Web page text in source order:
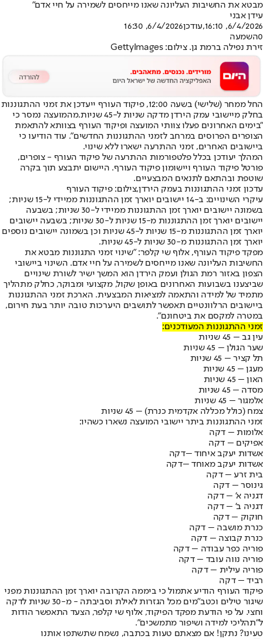
מבטא את החשיבות העליונה שאנו מייחסים לשמירה על חיי אדם"
עידן אבני
6/4/2026, 16:10
,עודכן6/4/2026, 16:30
0השמעה
זירת נפילה ברמת גן. צילום: GettyImages
החל ממחר (שלישי) בשעה 12:00, פיקוד העורף ייעדכן את זמני ההתגוננות
בחלק מיישובי עמק הירדן מדקה שניות ל-45 שניות.
מהמועצה נמסר כי
"בימים האחרונים פעלו צוותי המועצה ופיקוד העורף בצוותא להתאמת
הצופרים הפרוסים במרחב לזמני ההתגוננות החדשים". עוד הודיעו כי
ביישובים האחרים, זמני ההתרעה ישארו ללא שינוי.
המהלך יעודכן בכלל פלטפורמות ההתרעה של פיקוד העורף - צופרים,
פורטל פיקוד העורף ויישומון פיקוד העורף. היישום יתבצע תוך בקרה
שוטפת ובהתאם לתנאים המבצעיים.
עדכון זמני ההתגוננות בעמק הירדן,צילום: פיקוד העורף
עיקרי השינויים: ב-14 יישובים יוארך זמן ההתגוננות ממיידי ל-15 שניות;
בשמונה יישובים יוארך זמן ההתגוננות ממיידי ל-30 שניות; ⁠בשבעה
יישובים יוארך זמן ההתגוננות מ-15 שניות ל-30 שניות; בשבעה יישובים
יוארך זמן ההתגוננות מ-15 שניות ל-45 שניות וכן בשמונה יישובים נוספים
יוארך זמן ההתגוננות מ-30 שניות ל-45 שניות.
מפקד פיקוד העורף, אלוף שי קלפר: "שינוי זמני התגוננות מבטא את
החשיבות העליונה שאנו מייחסים לשמירה על חיי אדם. השינוי ביישובי
הצפון באזור רמת הגולן ועמק הירדן הוא המשך ישיר לשורת שינויים
שביצענו בשבועות האחרונים באופן שקול, מקצועי ומבוקר, כחלק מתהליך
מתמיד של למידה והתאמה למציאות המבצעית. הארכת זמני ההתגוננות
ביישובים הרלוונטיים תאפשר לתושבים היערכות טובה יותר בעת חירום,
במטרה למקסם את ביטחונם".
זמני ההתגוננות המעודכנים:
עין גב – 45 שניות
שער הגולן – 45 שניות
תל קציר – 45 שניות
מעגן – 45 שניות
האון – 45 שניות
מסדה – 45 שניות
אלמגור – 45 שניות
צמח (כולל מכללה אקדמית כנרת) – 45 שניות
זמני ההתגוננות ביתר יישובי המועצה נשארו כשהיו:
אלומות – דקה
אפיקים – דקה
אשדות יעקב איחוד –דקה
אשדות יעקב מאוחד –דקה
בית זרע – דקה
גינוסר – דקה
דגניה א' – דקה
דגניה ב' – דקה
חוקוק – דקה
כנרת מושבה – דקה
כנרת קבוצה – דקה
פוריה כפר עבודה – דקה
פוריה נווה עובד – דקה
פוריה עילית – דקה
רביד – דקה
פיקוד העורף הודיע אתמול כי ביממה הקרובה יוארך זמן ההתגוננות מפני
שיגור טילים וכטב"מים מכל הגזרות לאילת וסביבתה - מ-30 שניות לדקה
וחצי. על פי הודעת מפקד הפיקוד, אלוף שי קלפר, הצעד התאפשר הודות
ל"תהליכי למידה ושיפור מתמשכים".
טעינו? נתקן! אם מצאתם טעות בכתבה, נשמח שתשתפו אותנו